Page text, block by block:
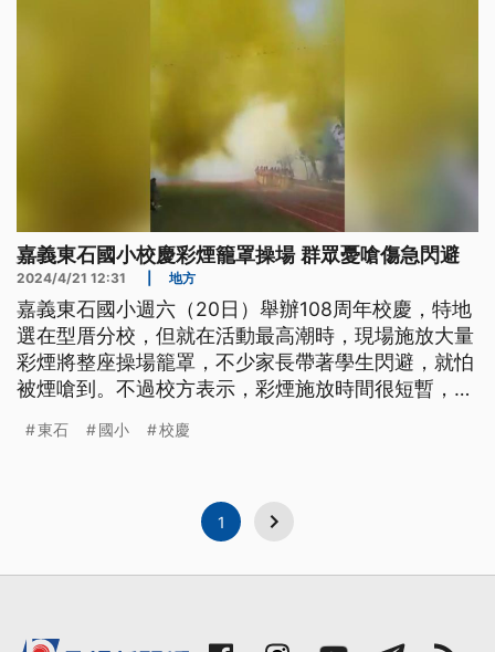
嘉義東石國小校慶彩煙籠罩操場 群眾憂嗆傷急閃避
2024/4/21 12:31 地方
嘉義東石國小週六（20日）舉辦108周年校慶，特地
選在型厝分校，但就在活動最高潮時，現場施放大量
彩煙將整座操場籠罩，不少家長帶著學生閃避，就怕
被煙嗆到。不過校方表示，彩煙施放時間很短暫，操
東石 國小 校慶
1